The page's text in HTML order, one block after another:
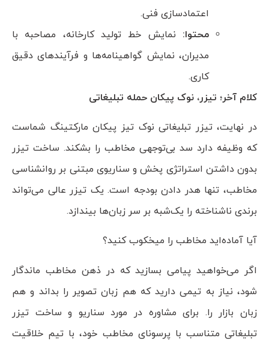
اعتمادسازی فنی.
محتوا: نمایش خط تولید کارخانه، مصاحبه با
مدیران، نمایش گواهینامه‌ها و فرآیندهای دقیق
کاری.
کلام آخر؛ تیزر، نوک پیکان حمله تبلیغاتی
در نهایت، تیزر تبلیغاتی نوک تیز پیکان مارکتینگ شماست
که وظیفه دارد سد بی‌توجهی مخاطب را بشکند. ساخت تیزر
بدون داشتن استراتژی پخش و سناریوی مبتنی بر روانشناسی
مخاطب، تنها هدر دادن بودجه است. یک تیزر عالی می‌تواند
برندی ناشناخته را یک‌شبه بر سر زبان‌ها بیندازد.
آیا آماده‌اید مخاطب را میخکوب کنید؟
اگر می‌خواهید پیامی بسازید که در ذهن مخاطب ماندگار
شود، نیاز به تیمی دارید که هم زبان تصویر را بداند و هم
زبان بازار را. برای مشاوره در مورد سناریو و ساخت تیزر
تبلیغاتی متناسب با پرسونای مخاطب خود، با تیم خلاقیت